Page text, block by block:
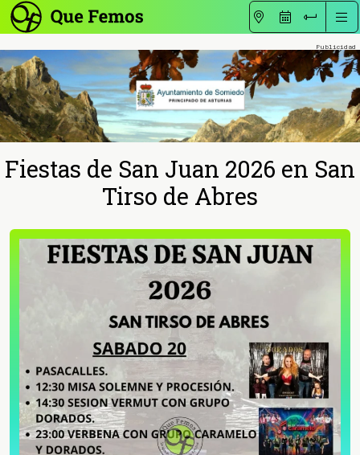
Fiestas de San Juan 2026 en San
Tirso de Abres